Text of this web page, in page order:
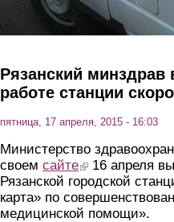
Рязанский минздрав
работе станции
пятница, 17 апреля, 2015 - 16:03
Министерство
своем сайте(link is external)
16 апреля
Рязанской городской
карта» по
медицинской помощи».